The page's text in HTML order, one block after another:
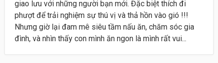
giao lưu với những người bạn mới. Đặc biệt thích đi
phượt để trải nghiệm sự thú vị và thả hồn vào gió !!!
Nhưng giờ lại đam mê siêu tầm nấu ăn, chăm sóc gia
đình, và nhìn thấy con mình ăn ngon là mình rất vui...